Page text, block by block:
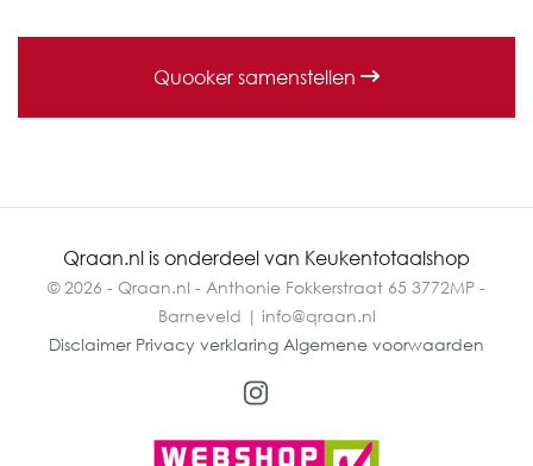
Quooker samenstellen
Qraan.nl is onderdeel van Keukentotaalshop
© 2026 - Qraan.nl - Anthonie Fokkerstraat 65 3772MP -
Barneveld | info@qraan.nl
Disclaimer Privacy verklaring Algemene voorwaarden